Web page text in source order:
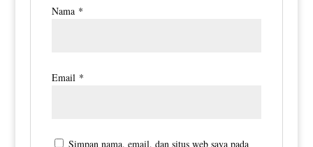
Nama *
Email *
Simpan nama, email, dan situs web saya pada